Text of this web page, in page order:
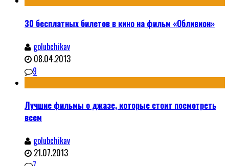
30 бесплатных билетов в кино на фильм «Обливион»
golubchikav
08.04.2013
9
Лучшие фильмы о джазе, которые стоит посмотреть
всем
golubchikav
21.07.2013